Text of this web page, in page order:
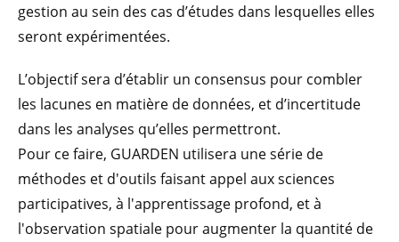
gestion au sein des cas d’études dans lesquelles elles
seront expérimentées.
L’objectif sera d’établir un consensus pour combler
les lacunes en matière de données, et d’incertitude
dans les analyses qu’elles permettront.
Pour ce faire, GUARDEN utilisera une série de
méthodes et d'outils faisant appel aux sciences
participatives, à l'apprentissage profond, et à
l'observation spatiale pour augmenter la quantité de